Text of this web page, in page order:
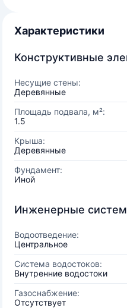
Характеристики
Конструктивные
Несущие стены:
Деревянные
Площадь подвала, м²:
1.5
Крыша:
Деревянные
Фундамент:
Иной
Инженерные
Водоотведение:
Центральное
Система водостоков:
Внутренние водостоки
Газоснабжение:
Отсутствует